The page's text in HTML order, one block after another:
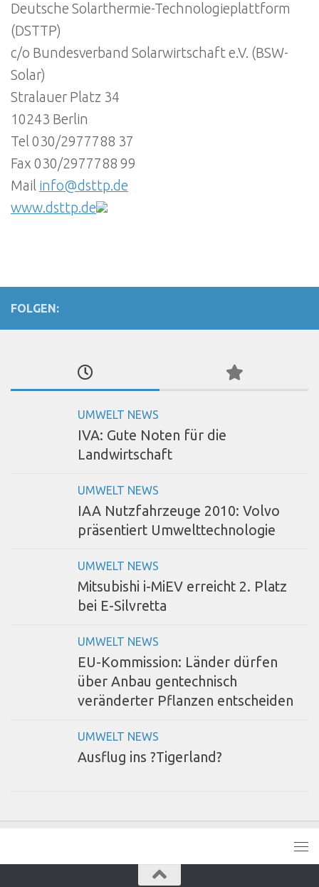
Deutsche Solarthermie-Technologieplattform
(DSTTP)
c/o Bundesverband Solarwirtschaft e.V. (BSW-
Solar)
Stralauer Platz 34
10243 Berlin
Tel 030/2977788 37
Fax 030/2977788 99
Mail info@dsttp.de
www.dsttp.de
FOLGEN:
UMWELT NEWS
IVA: Gute Noten für die
Landwirtschaft
UMWELT NEWS
IAA Nutzfahrzeuge 2010: Volvo
präsentiert Umwelttechnologie
UMWELT NEWS
Mitsubishi i-MiEV erreicht 2. Platz
bei E-Silvretta
UMWELT NEWS
EU-Kommission: Länder dürfen
über Anbau gentechnisch
veränderter Pflanzen entscheiden
UMWELT NEWS
Ausflug ins ?Tigerland?